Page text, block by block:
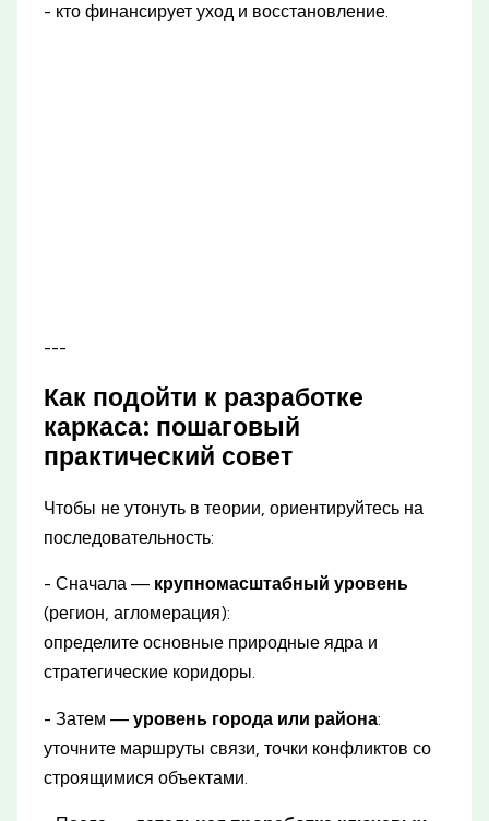
- кто финансирует уход и восстановление.
---
Как подойти к разработке
каркаса: пошаговый
практический совет
Чтобы не утонуть в теории, ориентируйтесь на
последовательность:
- Сначала — крупномасштабный уровень
(регион, агломерация):
определите основные природные ядра и
стратегические коридоры.
- Затем —уровень города или района:
уточните маршруты связи, точки конфликтов со
строящимися объектами.